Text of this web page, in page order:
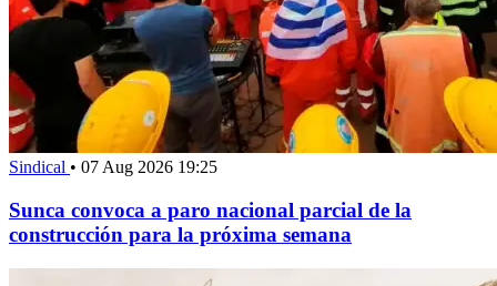
Sindical • 07 Aug 2026 19:25
Sunca convoca a paro nacional parcial de la
construcción para la próxima semana